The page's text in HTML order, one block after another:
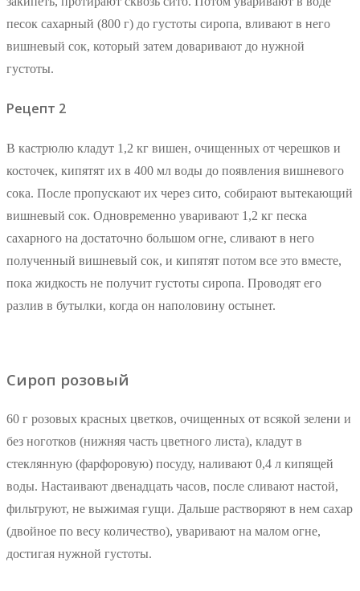
песок сахарный (800 г) до густоты сиропа, вливают в него
вишневый сок, который затем доваривают до нужной
густоты.
Рецепт 2
В кастрюлю кладут 1,2 кг вишен, очищенных от черешков и
косточек, кипятят их в 400 мл воды до появления вишневого
сока. После пропускают их через сито, собирают вытекающий
вишневый сок. Одновременно уваривают 1,2 кг песка
сахарного на достаточно большом огне, сливают в него
полученный вишневый сок, и кипятят потом все это вместе,
пока жидкость не получит густоты сиропа. Проводят его
разлив в бутылки, когда он наполовину остынет.
Сироп розовый
60 г розовых красных цветков, очищенных от всякой зелени и
без ноготков (нижняя часть цветного листа), кладут в
стеклянную (фарфоровую) посуду, наливают 0,4 л кипящей
воды. Настаивают двенадцать часов, после сливают настой,
фильтруют, не выжимая гущи. Дальше растворяют в нем сахар
(двойное по весу количество), уваривают на малом огне,
достигая нужной густоты.